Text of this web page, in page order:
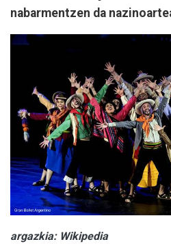
nabarmentzen da
argazkia: Wikipedia